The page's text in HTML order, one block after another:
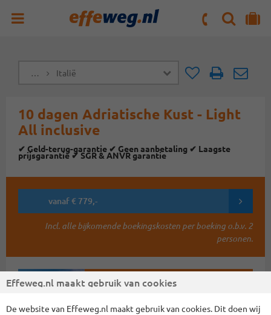
ZOEKENNAAR 'MIJN REIS' OMGEVING
… Italië Doorsturen
10 dagen Adriatische Kust - Light
All inclusive
✔ Geld-terug-garantie ✔ Geen aanbetaling ✔ Laagste
prijsgarantie ✔ SGR & ANVR garantie
vanaf € 779,-
Incl. alle bijkomende boekingskosten per boeking o.b.v. 2
personen.
Tot € 90,- korting p.p.!
Effeweg.nl maakt gebruik van cookies
De website van Effeweg.nl maakt gebruik van cookies. Dit doen wij